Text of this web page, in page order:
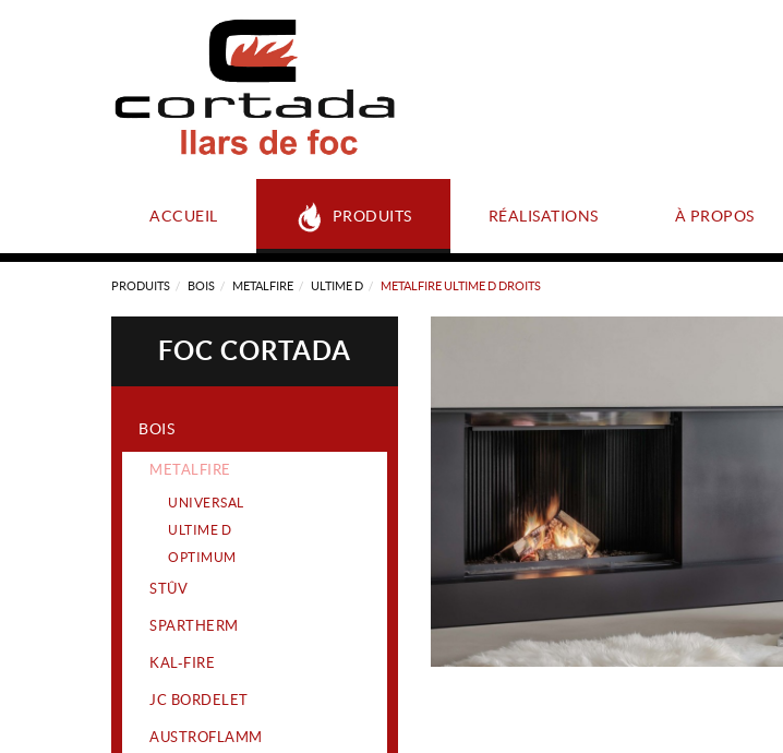
ACCUEIL PRODUITS RÉALISATIONS À PROPOS
PRODUITS BOIS METALFIRE ULTIME D METALFIRE ULTIME D DROITS
FOC CORTADA
BOIS
METALFIRE
UNIVERSAL
ULTIME D
OPTIMUM
STÛV
SPARTHERM
KAL-FIRE
JC BORDELET
AUSTROFLAMM